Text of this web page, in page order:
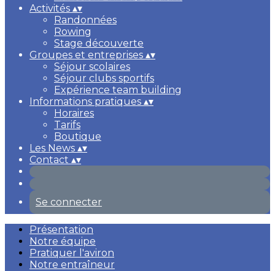
Activités ▴▾
Randonnées
Rowing
Stage découverte
Groupes et entreprises ▴▾
Séjour scolaires
Séjour clubs sportifs
Expérience team building
Informations pratiques ▴▾
Horaires
Tarifs
Boutique
Les News ▴▾
Contact ▴▾
Se connecter
Présentation
Notre équipe
Pratiquer l'aviron
Notre entraîneur